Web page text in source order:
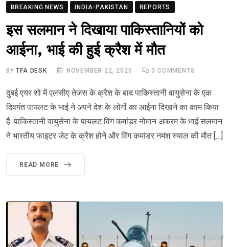
BREAKING NEWS INDIA-PAKISTAN REPORTS
इस सलमान ने दिखाया पाकिस्तानियों को
आईना, भाई की हुई क्रैश में मौत
BYTFA DESK NOVEMBER 22, 2025 0 COMMENTS
दुबई एयर शो में एलसीए तेजस के क्रैश के बाद पाकिस्तानी वायुसेना के एक
दिवगंत पायलट के भाई ने अपने देश के लोगों का आईना दिखाने का काम किया
है. पाकिस्तानी वायुसेना के पायलट विंग कमांडर नोमान अकरम के भाई सलमान
ने भारतीय फाइटर जेट के क्रैश होने और विंग कमांडर नमंश स्याल की मौत […]
READ MORE